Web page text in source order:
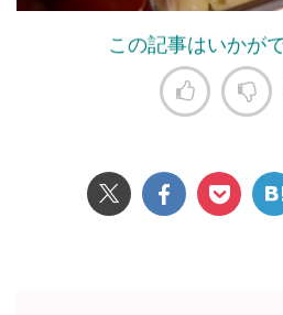
この記事はいかが